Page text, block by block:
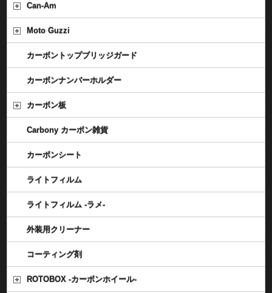
Can-Am
Moto Guzzi
カーボントップブリッジガード
カーボンナンバーホルダー
カーボン板
Carbony カーボン雑貨
カーボンシート
ライトフィルム
ライトフィルム -ラメ-
外装用クリーナー
コーティング剤
ROTOBOX -カーボンホイール-